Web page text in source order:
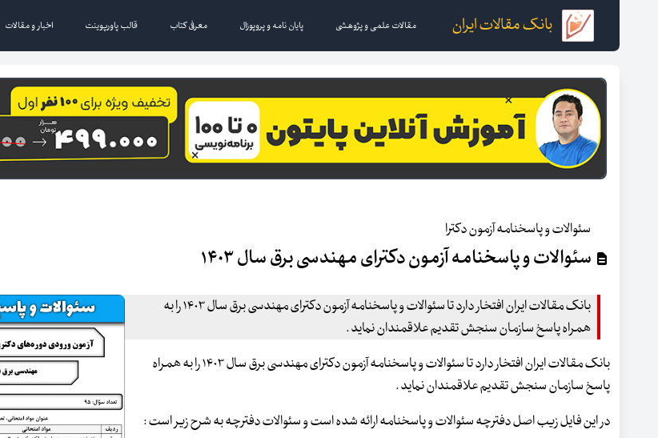
بانک مقالات ایران مقالات علمی و پژوهشی پایان نامه و پروپوزال معرفی کتاب قالب پاورپوینت اخبار و مقالات
سئوالات و پاسخنامه آزمون دکترا
سئوالات و پاسخنامه آزمون دکترای مهندسی برق سال ۱۴۰۳
بانک مقالات ایران افتخار دارد تا سئوالات و پاسخنامه آزمون دکترای مهندسی برق سال ۱۴۰۳ را به
همراه پاسخ سازمان سنجش تقدیم علاقمندان نماید .
بانک مقالات ایران افتخار دارد تا سئوالات و پاسخنامه آزمون دکترای مهندسی برق سال ۱۴۰۳ را به همراه
پاسخ سازمان سنجش تقدیم علاقمندان نماید .
در این فایل زیب اصل دفترچه سئوالات و پاسخنامه ارائه شده است و سئوالات دفترچه به شرح زیر است :